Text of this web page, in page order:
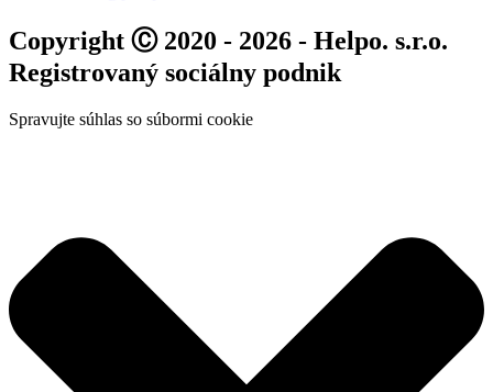
Copyright Ⓒ 2020 - 2026 - Helpo. s.r.o.
Registrovaný sociálny podnik
Spravujte súhlas so súbormi cookie